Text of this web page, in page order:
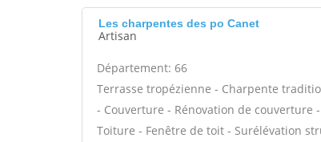
Les charpentes des po Canet
Artisan
Département: 66
Terrasse tropézienne - Charpente
- Couverture - Rénovation de couverture
Toiture - Fenêtre de toit - Surélévation